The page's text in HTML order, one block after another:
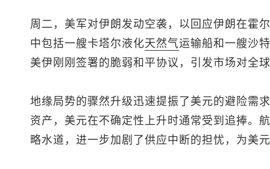
周二，美军对伊朗发动空袭，以回应伊朗在
中包括一艘卡塔尔液化天然气运输船和一艘沙
美伊刚刚签署的脆弱和平协议，引发市场对全
地缘局势的骤然升级迅速提振了美元的避险需
资产，美元在不确定性上升时通常受到追捧。
略水道，进一步加剧了供应中断的担忧，为美